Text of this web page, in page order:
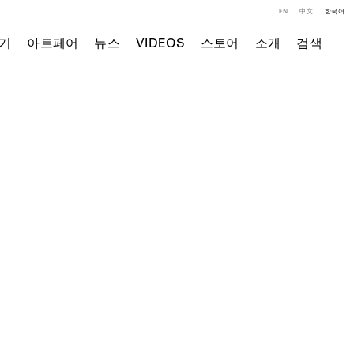
아트페어 뉴스 VIDEOS 스토어 소개 검색
EN 中文 한국어